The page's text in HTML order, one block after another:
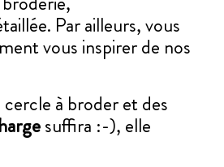
Par ailleurs, vous
vous inspirer de nos
cercle à broder et des
suffira :-), elle